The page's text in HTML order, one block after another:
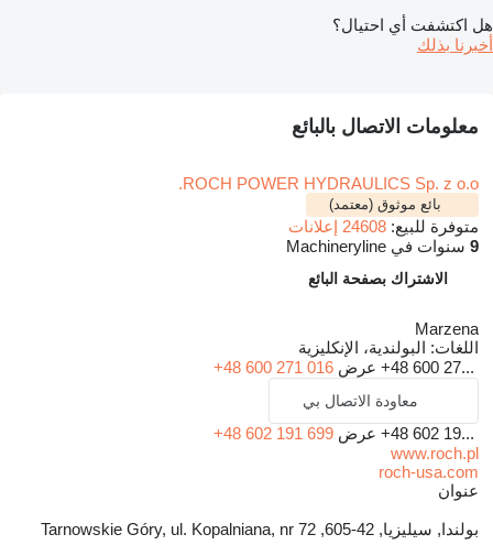
هل اكتشفت أي احتيال؟
أخبرنا بذلك
معلومات الاتصال بالبائع
ROCH POWER HYDRAULICS Sp. z o.o.
بائع موثوق (معتمد)
متوفرة للبيع: 24608 إعلانات
9 سنوات في Machineryline
الاشتراك بصفحة البائع
Marzena
اللغات: البولندية، الإنكليزية
+48 600 27... عرض +48 600 271 016
معاودة الاتصال بي
+48 602 19... عرض +48 602 191 699
www.roch.pl
roch-usa.com
عنوان
بولندا, سيليزيا, 42-605, Tarnowskie Góry, ul. Kopalniana, nr 72